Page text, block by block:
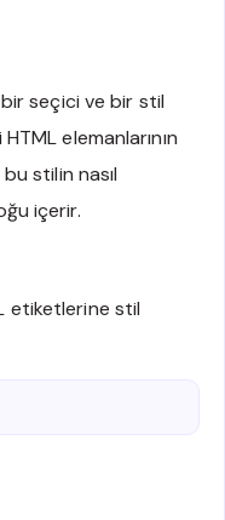
bir seçici ve bir stil
elemanlarının
stilin nasıl
içerir.
etiketlerine stil